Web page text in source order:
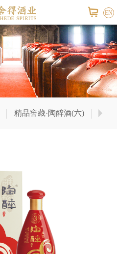
EN
公司概
精品窖藏·陶醉酒(六) 精品